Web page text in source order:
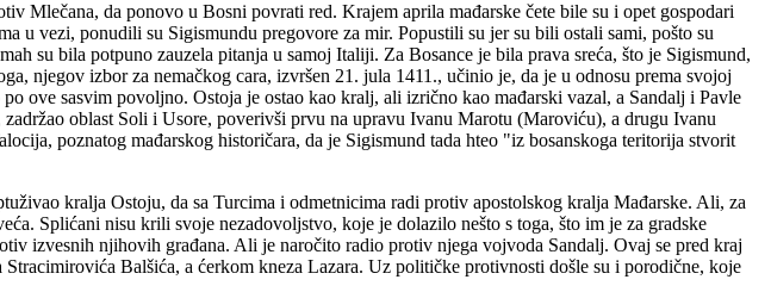
Mlečana, da ponovo u Bosni povrati red. Krajem aprila mađarske čete bile su i opet gospodari
u vezi, ponudili su Sigismundu pregovore za mir. Popustili su jer su bili ostali sami, pošto su
su bila potpuno zauzela pitanja u samoj Italiji. Za Bosance je bila prava sreća, što je Sigismund,
njegov izbor za nemačkog cara, izvršen 21. jula 1411., učinio je, da je u odnosu prema svojoj
ove sasvim povoljno. Ostoja je ostao kao kralj, ali izrično kao mađarski vazal, a Sandalj i Pavle
oblast Soli i Usore, poverivši prvu na upravu Ivanu Marotu (Maroviću), a drugu Ivanu
poznatog mađarskog historičara, da je Sigismund tada hteo "iz bosanskoga teritorija stvorit
kralja Ostoju, da sa Turcima i odmetnicima radi protiv apostolskog kralja Mađarske. Ali, za
Splićani nisu krili svoje nezadovoljstvo, koje je dolazilo nešto s toga, što im je za gradske
izvesnih njihovih građana. Ali je naročito radio protiv njega vojvoda Sandalj. Ovaj se pred kraj
Balšića, a ćerkom kneza Lazara. Uz političke protivnosti došle su i porodične, koje